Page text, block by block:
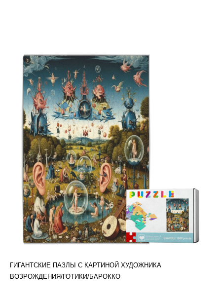
ГИГАНТСКИЕ ПАЗЛЫ С КАРТИНОЙ ХУДОЖНИКА
ВОЗРОЖДЕНИЯ/ГОТИКИ/БАРОККО